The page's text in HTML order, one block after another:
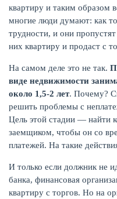
квартиру и таким образом
многие люди думают: как
трудности, и они
них квартиру и продаст с
На самом деле это не так.
виде недвижимости
около 1,5-2 лет. Почему?
решить проблемы с
Цель этой стадии — найти
заемщиком, чтобы он со
платежей. На такие
И только если должник не
банка, финансовая
квартиру с торгов. Но на